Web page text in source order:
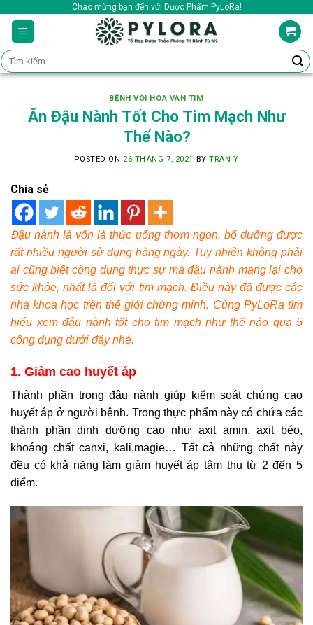
content
Chào mừng bạn đến với Dược Phẩm PyLoRa!
Tìm
kiếm:
BỆNH VÔI HÓA VAN TIM
Ăn Đậu Nành Tốt Cho Tim Mạch Như
Thế Nào?
POSTED ON 26 THÁNG 7, 2021 BYTRAN Y
Chia sẻ
Đậu nành là vốn là thức uống thơm ngon, bổ dưỡng được
rất nhiều người sử dụng hàng ngày. Tuy nhiên không phải
ai cũng biết công dụng thực sự mà đậu nành mang lại cho
sức khỏe, nhất là đối với tim mạch. Điều này đã được các
nhà khoa học trên thế giới chứng minh. Cùng PyLoRa tìm
hiểu xem đậu nành tốt cho tim mạch như thế nào qua 5
công dụng dưới đây nhé.
1. Giảm cao huyết áp
Thành phần trong đậu nành giúp kiểm soát chứng cao
huyết áp ở người bệnh. Trong thực phẩm này có chứa các
thành phần dinh dưỡng cao như axit amin, axit béo,
khoáng chất canxi, kali,magie… Tất cả những chất này
đều có khả năng làm giảm huyết áp tâm thu từ 2 đến 5
điểm.